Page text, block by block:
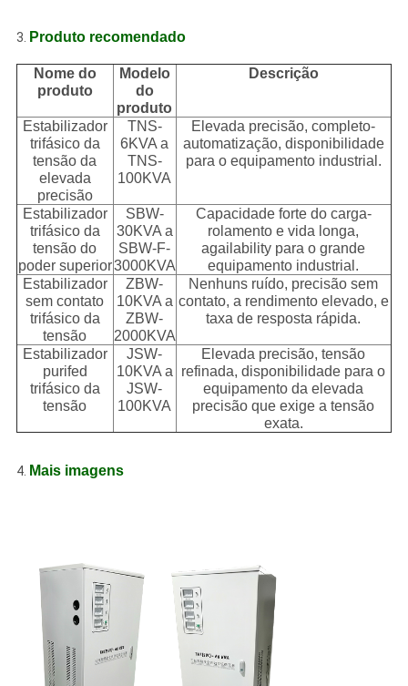
3. Produto recomendado
Nome do
produto
Modelo
do
produto
Descrição
Estabilizador
trifásico da
tensão da
elevada
precisão
TNS-
6KVA a
TNS-
100KVA
Elevada precisão, completo-
automatização, disponibilidade
para o equipamento industrial.
Estabilizador
trifásico da
tensão do
poder superior
SBW-
30KVA a
SBW-F-
3000KVA
Capacidade forte do carga-
rolamento e vida longa,
agailability para o grande
equipamento industrial.
Estabilizador
sem contato
trifásico da
tensão
ZBW-
10KVA a
ZBW-
2000KVA
Nenhuns ruído, precisão sem
contato, a rendimento elevado, e
taxa de resposta rápida.
Estabilizador
purifed
trifásico da
tensão
JSW-
10KVA a
JSW-
100KVA
Elevada precisão, tensão
refinada, disponibilidade para o
equipamento da elevada
precisão que exige a tensão
exata.
4. Mais imagens